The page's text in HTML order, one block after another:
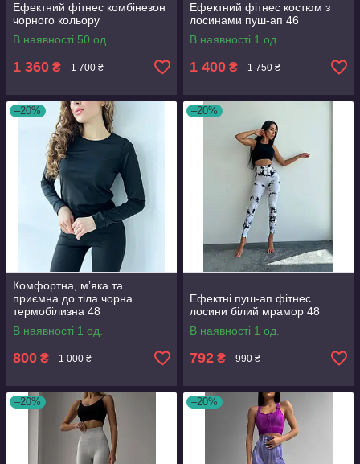
Ефектний фітнес комбінезон
чорного кольору
В наявності 50 од.
1 360 ₴ 1 700 ₴
Ефектний фітнес костюм з
лосинами пуш-ап 46
В наявності 1 од.
1 400 ₴ 1 750 ₴
–20%
Комфортна, мʼяка та
приємна до тіла чорна
термобілизна 48
В наявності 1 од.
800 ₴ 1 000 ₴
–20%
Ефектні пуш-ап фітнес
лосини білий мрамор 48
В наявності 1 од.
792 ₴ 990 ₴
–20% –20%